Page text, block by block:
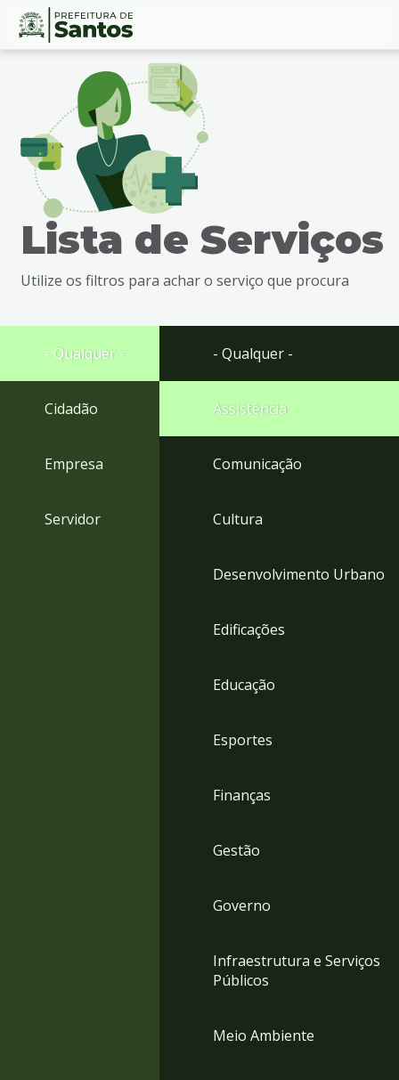
Ir
busca
Ir
rodapé
Conteúdo
Lista de Serviços
Utilize os filtros para achar o serviço que procura
- Qualquer -
Cidadão
Empresa
Servidor
- Qualquer -
Assistência
Comunicação
Cultura
Desenvolvimento Urbano
Edificações
Educação
Esportes
Finanças
Gestão
Governo
Infraestrutura e Serviços
Públicos
Meio Ambiente